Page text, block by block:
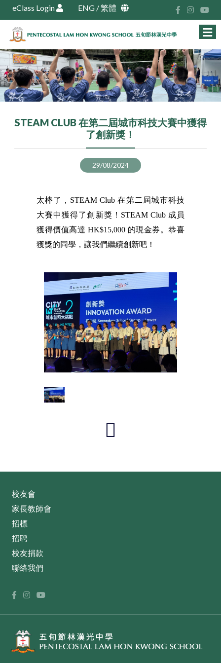
eClass Login ENG /繁體
STEAM CLUB 在第二屆城市科技大賽中獲得
了創新獎！
29/08/2024
太棒了，STEAM Club 在第二屆城市科技
大賽中獲得了創新獎！STEAM Club 成員
獲得價值高達 HK$15,000 的現金券。恭喜
獲獎的同學，讓我們繼續創新吧！
校友會
家長教師會
招標
招聘
校友捐款
聯絡我們